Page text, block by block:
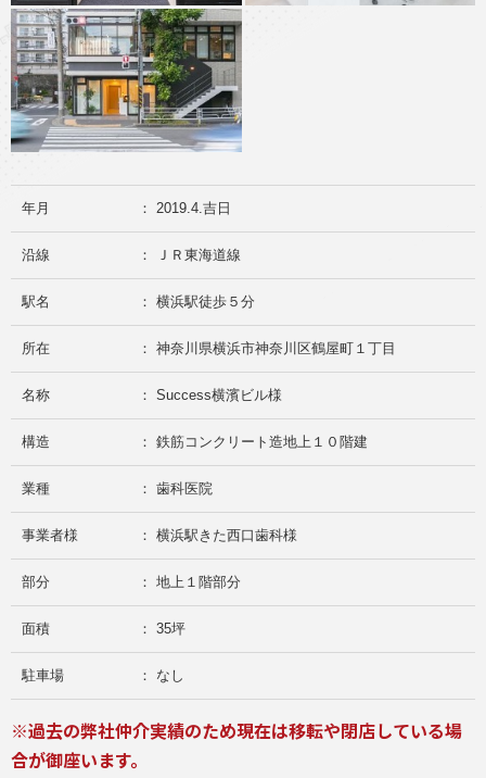
年月 ： 2019.4.吉日
沿線 ： ＪＲ東海道線
駅名 ： 横浜駅徒歩５分
所在 ： 神奈川県横浜市神奈川区鶴屋町１丁目
名称 ： Success横濱ビル様
構造 ： 鉄筋コンクリート造地上１０階建
業種 ： 歯科医院
事業者様 ： 横浜駅きた西口歯科様
部分 ： 地上１階部分
面積 ： 35坪
駐車場 ： なし
※過去の弊社仲介実績のため現在は移転や閉店している場
合が御座います。